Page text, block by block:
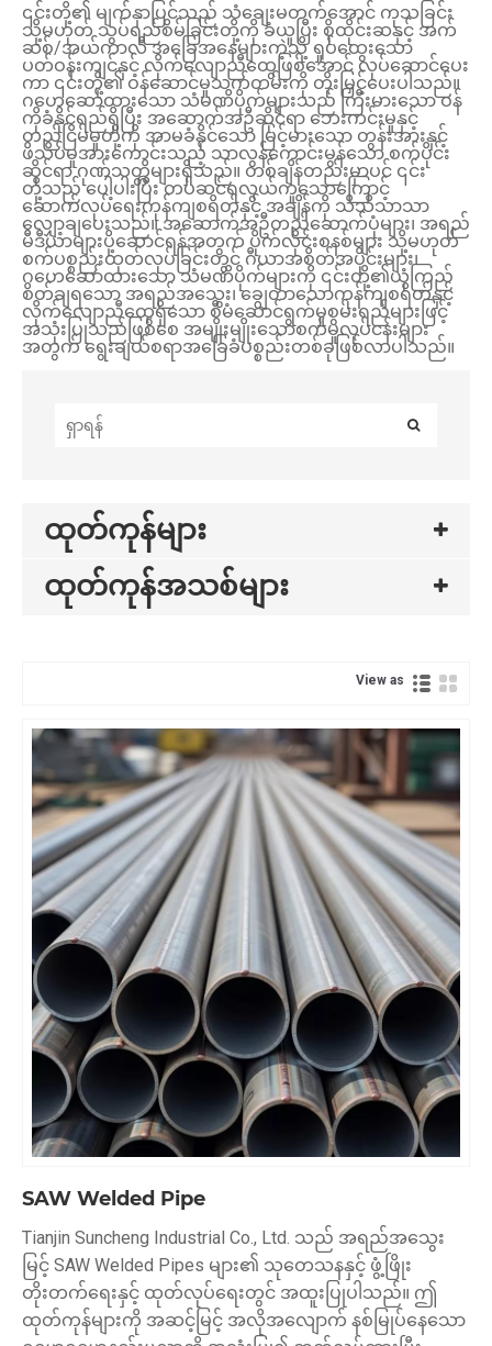
၎င်းတို့၏ မျက်နှာပြင်သည် သံချေးမတက်အောင် ကုသခြင်း
သို့မဟုတ် သွပ်ရည်စိမ်ခြင်းတို့ကို ခံယူပြီး စိုထိုင်းဆနှင့် အက်
ဆစ်/အယ်ကာလီ အခြေအနေများကဲ့သို့ ရှုပ်ထွေးသော
ပတ်ဝန်းကျင်နှင့် လိုက်လျောညီထွေဖြစ်အောင် လုပ်ဆောင်ပေး
ကာ ၎င်းတို့၏ ဝန်ဆောင်မှုသက်တမ်းကို တိုးမြှင့်ပေးပါသည်။
ဂဟေဆော်ထားသော သံမဏိပိုက်များသည် ကြီးမားသော ဝန်
ကိုခံနိုင်ရည်ရှိပြီး အဆောက်အဦဆိုင်ရာ ဘေးကင်းမှုနှင့်
တည်ငြိမ်မှုတို့ကို အာမခံနိုင်သော မြင့်မားသော တွန်းအားနှင့်
ဖိသိပ်မှုအားကောင်းသည့် သာလွန်ကောင်းမွန်သော စက်ပိုင်း
ဆိုင်ရာ ဂုဏ်သတ္တိများရှိသည်။ တစ်ချိန်တည်းမှာပင် ၎င်း
တို့သည် ပေါ့ပါးပြီး တပ်ဆင်ရလွယ်ကူသောကြောင့်
ဆောက်လုပ်ရေးကုန်ကျစရိတ်နှင့် အချိန်ကို သိသိသာသာ
လျှော့ချပေးသည်။ အဆောက်အဦတည်ဆောက်ပုံများ၊ အရည်
မီဒီယာများပို့ဆောင်ရန်အတွက် ပိုက်လိုင်းစနစ်များ သို့မဟုတ်
စက်ပစ္စည်းထုတ်လုပ်ခြင်းတွင် ဂီယာအစိတ်အပိုင်းများ၊
ဂဟေဆော်ထားသော သံမဏိပိုက်များကို ၎င်းတို့၏ယုံကြည်
စိတ်ချရသော အရည်အသွေး၊ ချွေတာသောကုန်ကျစရိတ်နှင့်
လိုက်လျောညီထွေရှိသော စီမံဆောင်ရွက်မှုစွမ်းရည်များဖြင့်
အသုံးပြုသည်ဖြစ်စေ အမျိုးမျိုးသောစက်မှုလုပ်ငန်းများ
အတွက် ရွေးချယ်စရာအခြေခံပစ္စည်းတစ်ခုဖြစ်လာပါသည်။
ထုတ်ကုန်များ
ထုတ်ကုန်အသစ်များ
View as
SAW Welded Pipe
Tianjin Suncheng Industrial Co., Ltd. သည် အရည်အသွေး
မြင့် SAW Welded Pipes များ၏ သုတေသနနှင့် ဖွံ့ဖြိုး
တိုးတက်ရေးနှင့် ထုတ်လုပ်ရေးတွင် အထူးပြုပါသည်။ ဤ
ထုတ်ကုန်များကို အဆင့်မြင့် အလိုအလျောက် နစ်မြုပ်နေသော